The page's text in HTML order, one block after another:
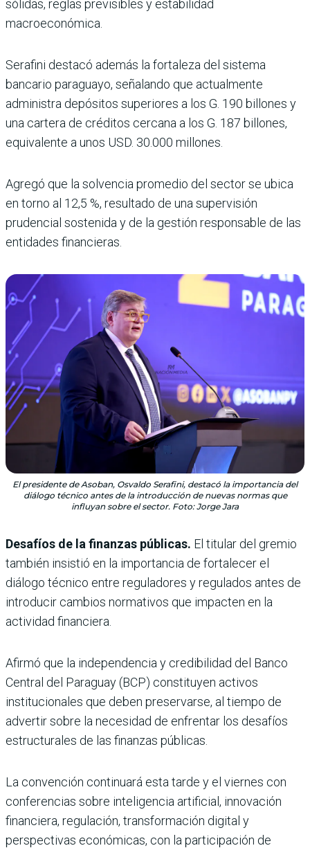
sólidas, reglas previsibles y estabilidad
macroeconómica.
Serafini destacó además la fortaleza del sistema
bancario paraguayo, señalando que actualmente
administra depósitos superiores a los G. 190 billones y
una cartera de créditos cercana a los G. 187 billones,
equivalente a unos USD. 30.000 millones.
Agregó que la solvencia promedio del sector se ubica
en torno al 12,5 %, resultado de una supervisión
prudencial sostenida y de la gestión responsable de las
entidades financieras.
El presidente de Asoban, Osvaldo Serafini, destacó la importancia del
diálogo técnico antes de la introducción de nuevas normas que
influyan sobre el sector. Foto: Jorge Jara
Desafíos de la finanzas públicas. El titular del gremio
también insistió en la importancia de fortalecer el
diálogo técnico entre reguladores y regulados antes de
introducir cambios normativos que impacten en la
actividad financiera.
Afirmó que la independencia y credibilidad del Banco
Central del Paraguay (BCP) constituyen activos
institucionales que deben preservarse, al tiempo de
advertir sobre la necesidad de enfrentar los desafíos
estructurales de las finanzas públicas.
La convención continuará esta tarde y el viernes con
conferencias sobre inteligencia artificial, innovación
financiera, regulación, transformación digital y
perspectivas económicas, con la participación de